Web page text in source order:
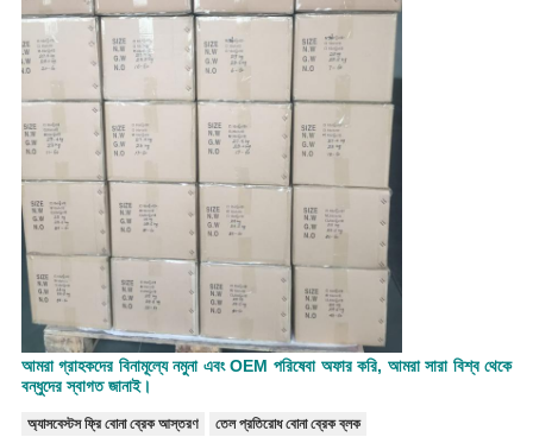
আমরা গ্রাহকদের বিনামূল্যে নমুনা এবং OEM পরিষেবা অফার করি, আমরা সারা বিশ্ব থেকে
বন্ধুদের স্বাগত জানাই।
অ্যাসবেস্টস ফ্রি বোনা ব্রেক আস্তরণ তেল প্রতিরোধ বোনা ব্রেক ব্লক